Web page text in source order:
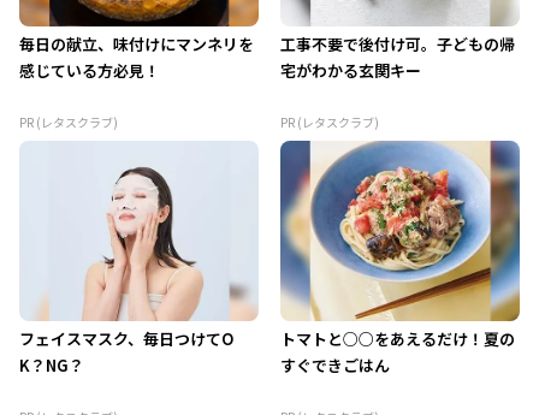
毎日の献立、味付けにマンネリを
感じている方必見！
PR (レタスクラブ)
工事不要で後付け可。子どもの帰
宅がわかる玄関キー
PR (レタスクラブ)
フェイスマスク、毎日つけてO
K？NG？
トマトと○○をあえるだけ！夏の
すぐできごはん